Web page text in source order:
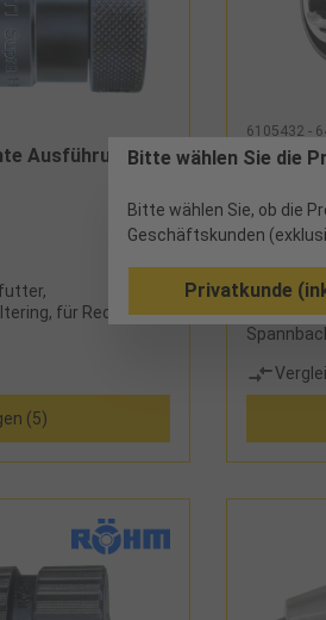
Ausführung
für Rechtslauf
(5)
6105432 -
3
mit max.
über BitEinsatz: für alle Fein Akku-
Bitte wählen Sie die
Bitte wählen Sie, ob die
Geschäftskunden
Privatkunde